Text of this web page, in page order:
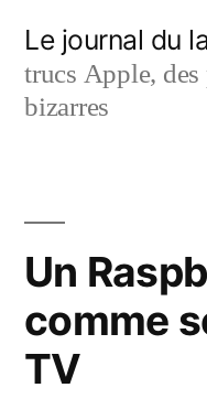
contenu
Le journal du
trucs Apple, des
bizarres
Un
comme
TV